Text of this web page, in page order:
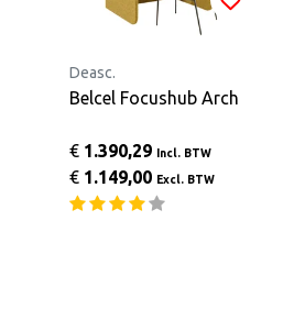
Deasc.
Belcel Focushub Arch
€ 1.390,29 Incl. BTW
€ 1.149,00 Excl. BTW